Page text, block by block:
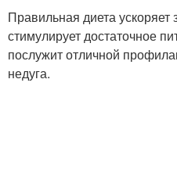
Правильная диета ускоряет
стимулирует достаточное
послужит отличной
недуга.